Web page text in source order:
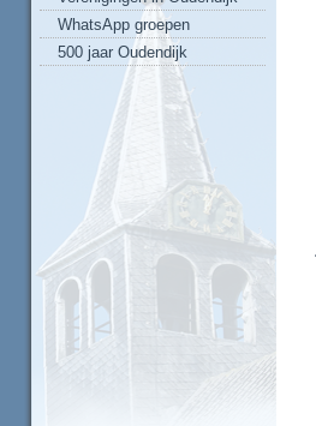
WhatsApp groepen
500 jaar Oudendijk